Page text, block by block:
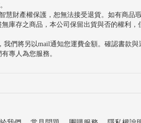
財產權保護，恕無法接受退貨。如有商品
庫存之商品，本公司保留出貨與否的權利
們將另以mail通知您運費金額。確認書款
有專人為您服務。